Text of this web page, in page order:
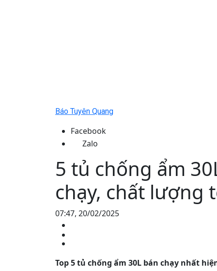
Báo Tuyên Quang
Facebook
Zalo
5 tủ chống ẩm
chạy, chất lượng
07:47, 20/02/2025
Top 5 tủ chống ẩm 30L bán chạy nhất